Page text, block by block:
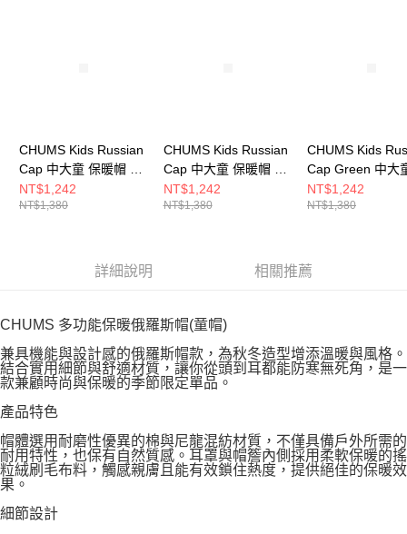
CHUMS Kids Russian
Cap 中大童 保暖帽 灰
白色 CH251082B028
NT$1,242
NT$1,380
CHUMS Kids Russian
Cap 中大童 保暖帽 黑
色 CH251082K001
NT$1,242
NT$1,380
CHUMS Kids
Cap Green 中大
暖帽 Crazy
CH251082C086
NT$1,242
NT$1,380
詳細說明 相關推薦
CHUMS 多功能保暖俄羅斯帽(童帽)
兼具機能與設計感的俄羅斯帽款，為秋冬造型增添溫暖與風格。
結合實用細節與舒適材質，讓你從頭到耳都能防寒無死角，是一
款兼顧時尚與保暖的季節限定單品。
產品特色
帽體選用耐磨性優異的棉與尼龍混紡材質，不僅具備戶外所需的
耐用特性，也保有自然質感。耳罩與帽簷內側採用柔軟保暖的搖
粒絨刷毛布料，觸感親膚且能有效鎖住熱度，提供絕佳的保暖效
果。
細節設計